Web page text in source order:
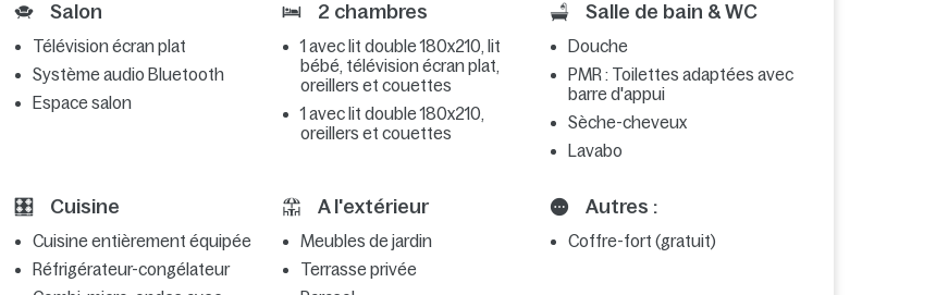
Salon
Télévision écran plat
Système audio Bluetooth
Espace salon
2 chambres
1 avec lit double 180x210, lit
bébé, télévision écran plat,
oreillers et couettes
1 avec lit double 180x210,
oreillers et couettes
Salle de bain & WC
Douche
PMR : Toilettes adaptées avec
barre d'appui
Sèche-cheveux
Lavabo
Cuisine
Cuisine entièrement équipée
Réfrigérateur-congélateur
A l'extérieur
Meubles de jardin
Terrasse privée
Autres :
Coffre-fort (gratuit)